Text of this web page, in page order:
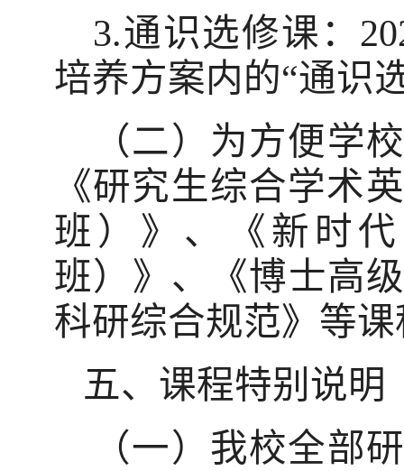
3.通识选修课：
培养方案内的“通识
（二）为方便学
《研究生综合学术
班）》、《新时
班）》、《博士高
科研综合规范》等
五、课程特别说明
（一）我校全部